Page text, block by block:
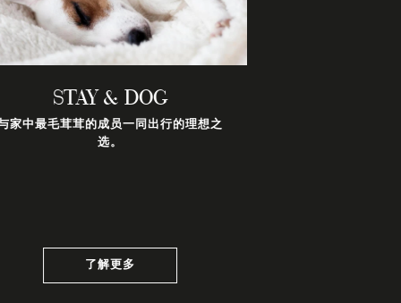
STAY & DOG
家中最毛茸茸的成员一同出行的理想之
选。
了解更多